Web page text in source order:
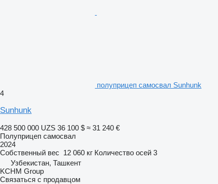
полуприцеп самосвал Sunhunk
4
Sunhunk
428 500 000 UZS 36 100 $ ≈ 31 240 €
Полуприцеп самосвал
2024
Собственный вес 12 060 кг Количество осей 3
Узбекистан, Ташкент
KCHM Group
Связаться с продавцом